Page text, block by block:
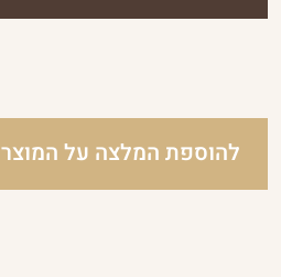
להוספת המלצה על המוצר